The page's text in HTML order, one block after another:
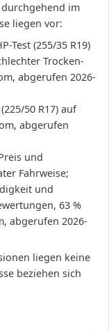
durchgehend im
liegen vor:
Test (255/35 R19)
Trocken-
abgerufen 2026-
50 R17) auf
abgerufen
und
Fahrweise;
und
63 %
abgerufen 2026-
liegen keine
beziehen sich